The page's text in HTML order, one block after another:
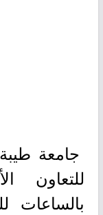
جامعة
للتعاون
بالساعات